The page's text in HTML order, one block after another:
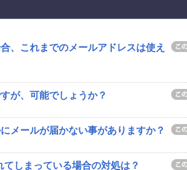
、これまでのメールアドレスは使え
が、可能でしょうか？
メールが届かない事がありますか？
しまっている場合の対処は？